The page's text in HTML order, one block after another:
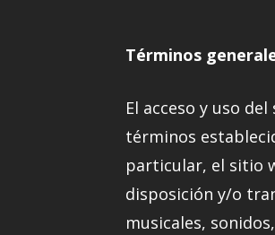
Términos
El acceso y uso
términos
particular, el sitio
disposición y/o
musicales,